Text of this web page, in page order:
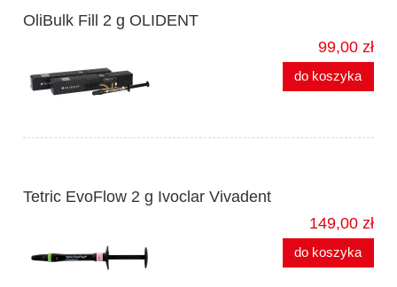
OliBulk Fill 2 g OLIDENT
99,00 zł
do koszyka
Tetric EvoFlow 2 g Ivoclar Vivadent
149,00 zł
do koszyka